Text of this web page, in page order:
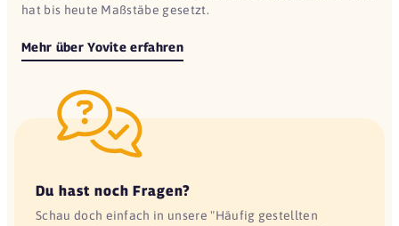
hat bis heute Maßstäbe gesetzt.
Mehr über Yovite erfahren
Du hast noch Fragen?
Schau doch einfach in unsere "Häufig gestellten